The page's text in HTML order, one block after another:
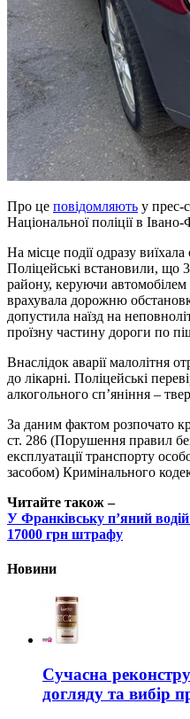
Про це повідомляють у прес-
Національної поліції в Івано-
На місце події одразу
Поліцейські встановили, що
району, керуючи автомобілем
врахувала дорожню
допустила наїзд на
проїзну частину дороги по
Внаслідок аварії малолітня
до лікарні. Поліцейські
алкогольного сп’яніння –
За даним фактом розпочато
ст. 286 (Порушення правил
експлуатації транспорту
засобом) Кримінального
Читайте також –
У Франківську п’яний
17000 грн штрафу
Новини
Сучасна
догляду та вибір